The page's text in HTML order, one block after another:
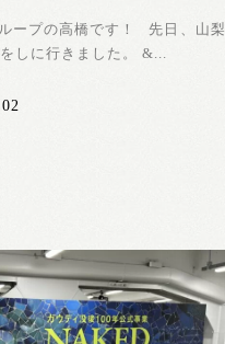
ープの高橋です！ 先日、山梨
しに行きました。 &...